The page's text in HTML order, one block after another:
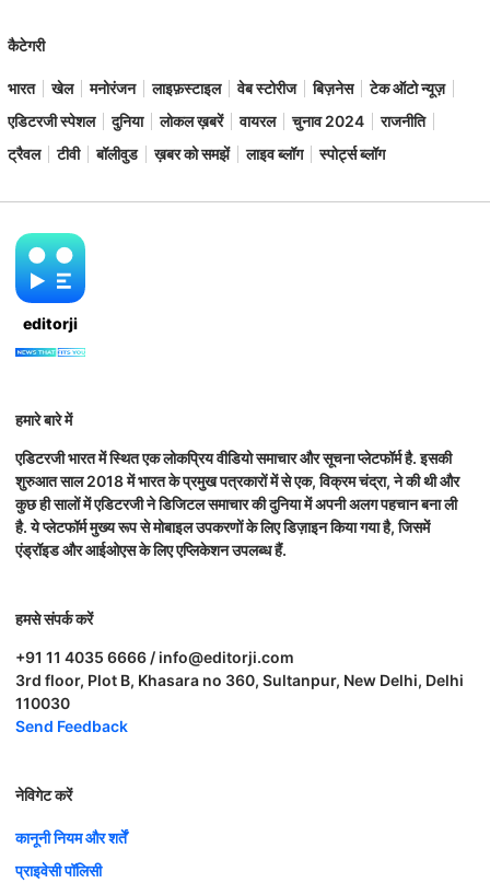
कैटेगरी
भारत खेल मनोरंजन लाइफ़स्टाइल वेब स्टोरीज बिज़नेस
टेक ऑटो न्यूज़
एडिटरजी स्पेशल
दुनिया लोकल ख़बरें वायरल चुनाव 2024
राजनीति
ट्रैवल
टीवी बॉलीवुड ख़बर को समझें लाइव ब्लॉग स्पोर्ट्स ब्लॉग
editorji
हमारे बारे में
एडिटरजी भारत में स्थित एक लोकप्रिय वीडियो समाचार और सूचना प्लेटफॉर्म है. इसकी
शुरुआत साल 2018 में भारत के प्रमुख पत्रकारों में से एक, विक्रम चंद्रा, ने की थी और
कुछ ही सालों में एडिटरजी ने डिजिटल समाचार की दुनिया में अपनी अलग पहचान बना ली
है. ये प्लेटफॉर्म मुख्य रूप से मोबाइल उपकरणों के लिए डिज़ाइन किया गया है, जिसमें
एंड्रॉइड और आईओएस के लिए एप्लिकेशन उपलब्ध हैं.
हमसे संपर्क करें
+91 11 4035 6666 / info@editorji.com
3rd floor, Plot B, Khasara no 360, Sultanpur, New Delhi, Delhi
110030
Send Feedback
नेविगेट करें
कानूनी नियम और शर्तें
प्राइवेसी पॉलिसी